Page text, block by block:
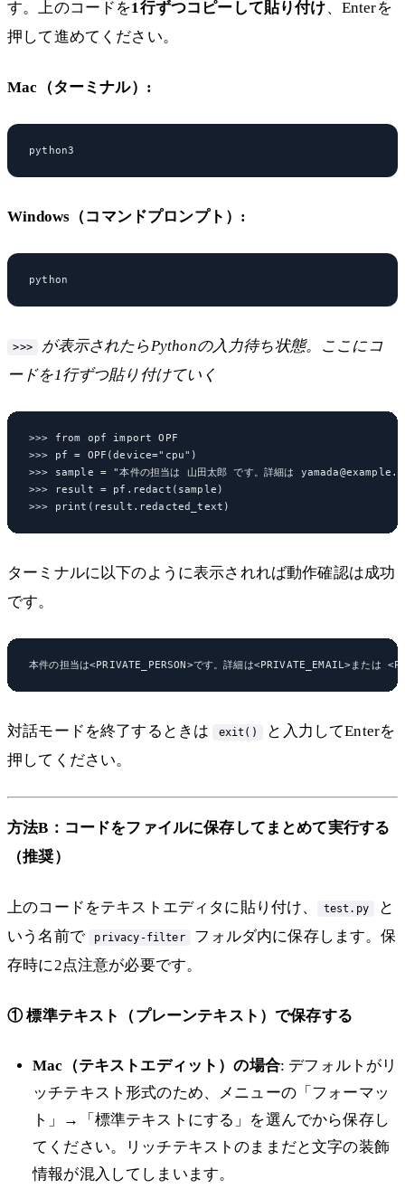
す。上のコードを1行ずつコピーして貼り付け、Enterを
押して進めてください。
Mac（ターミナル）:
Windows（コマンドプロンプト）:
>>>
が表示されたらPythonの入力待ち状態。ここにコ
ードを1行ずつ貼り付けていく
>>> from opf import OPF
>>> pf = OPF(device="cpu")
>>> sample = "本件の担当は 山田太郎 です。詳細は
>>> result = pf.redact(sample)
ターミナルに以下のように表示されれば動作確認は成功
です。
対話モードを終了するときは exit()
と入力してEnterを
押してください。
方法B：コードをファイルに保存してまとめて実行する
（推奨）
上のコードをテキストエディタに貼り付け、 test.py
と
いう名前で
privacy-filter
フォルダ内に保存します。保
存時に2点注意が必要です。
① 標準テキスト（プレーンテキスト）で保存する
Mac（テキストエディット）の場合: デフォルトがリ
ッチテキスト形式のため、メニューの「フォーマッ
ト」→「標準テキストにする」を選んでから保存し
てください。リッチテキストのままだと文字の装飾
情報が混入してしまいます。